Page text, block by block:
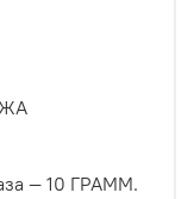
— 10 ГРАММ.